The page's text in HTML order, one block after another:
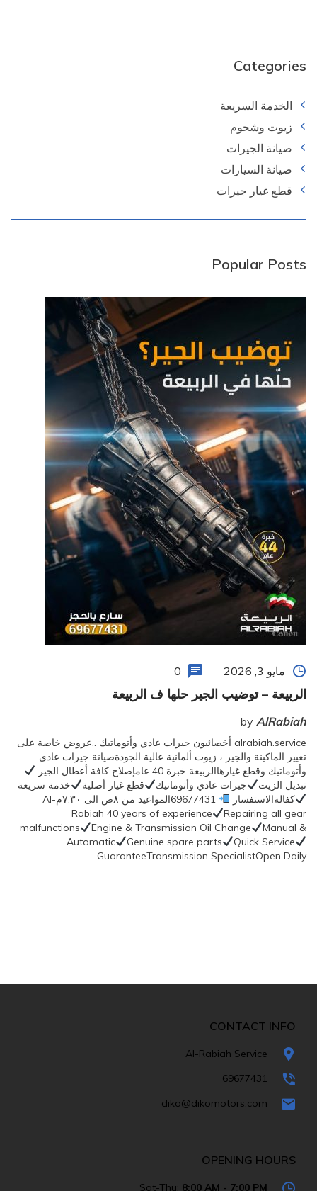
Categories
الخدمة السريعة
زيوت وشحوم
صيانة الجيرات
صيانة السيارات
قطع غيار جيرات
Popular Posts
مايو 3, 2026 0
الربيعة – توضيب الجير حلها ف الربيعة
by AlRabiah
alrabiah.service أخصائيون جيرات عادي وأتوماتيك ..عروض خاصة على
تغيير الماكينة والجير ، زيوت ألمانية عالية الجودةصيانة جيرات عادي
وأتوماتيك وقطع غيارهاالربيعة خبرة 40 عامإصلاح كافة أعطال الجير
تبديل الزيت
جيرات عادي وأتوماتيك قطع غيار أصلية
خدمة سريعة
كفالةالاستفسار
69677431المواعيد من ٨ص الى ٧:٣٠مAl-
Rabiah 40 years of experience
Repairing all gear
malfunctions
Engine & Transmission Oil Change
Manual &
Automatic
Genuine spare parts
Quick Service
GuaranteeTransmission SpecialistOpen Daily…
CONTACT INFO
Al-Rabiah Service
69677431
diko@dikomotors.com
OPENING HOURS
Sat-Thu: 8:00 AM - 7:00 PM